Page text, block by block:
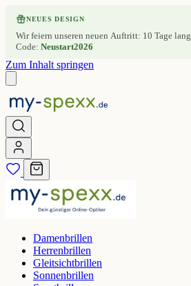
NEUES DESIGN
Wir feiern unseren neuen Auftritt: 10 Tage lang
Code: Neustart2026
Zum Inhalt springen
Damenbrillen
Herrenbrillen
Gleitsichtbrillen
Sonnenbrillen